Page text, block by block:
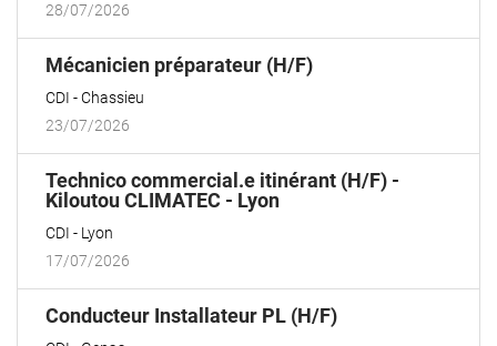
28/07/2026
Mécanicien préparateur (H/F)(Nouvelle
CDI
Chassieu
23/07/2026
Technico commercial.e itinérant (H/F) -
Kiloutou CLIMATEC - Lyon(Nouvelle
CDI
Lyon
17/07/2026
Conducteur Installateur PL (H/F)(Nouvelle